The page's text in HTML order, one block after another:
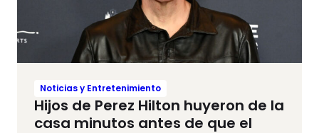
Noticias y Entretenimiento
Hijos de Perez Hilton huyeron de la
casa minutos antes de que el